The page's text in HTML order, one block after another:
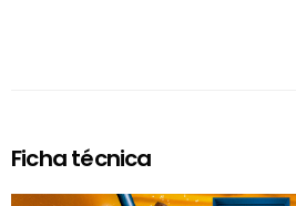
Ficha técnica